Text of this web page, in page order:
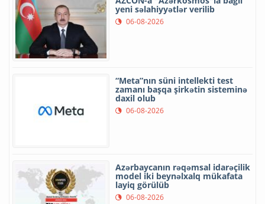
yeni səlahiyyətlər verilib
06-08-2026
“Meta”nın süni intellekti test
zamanı başqa şirkətin sisteminə
daxil olub
06-08-2026
Azərbaycanın rəqəmsal idarəçilik
model iki beynəlxalq mükafata
layiq görülüb
06-08-2026